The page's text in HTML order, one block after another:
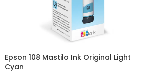
Epson 108 Mastilo Ink Original Light
Cyan